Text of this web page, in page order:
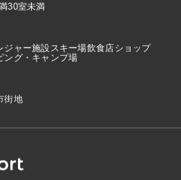
30室未満
ジャー施設スキー場飲食店ショップ
ング・キャンプ場
街地